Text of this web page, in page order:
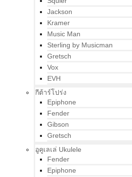
Jackson
Kramer
Music Man
Sterling by Musicman
Gretsch
Vox
EVH
กีต้าร์โปร่ง
Epiphone
Fender
Gibson
Gretsch
อูคูเลเล่ Ukulele
Fender
Epiphone